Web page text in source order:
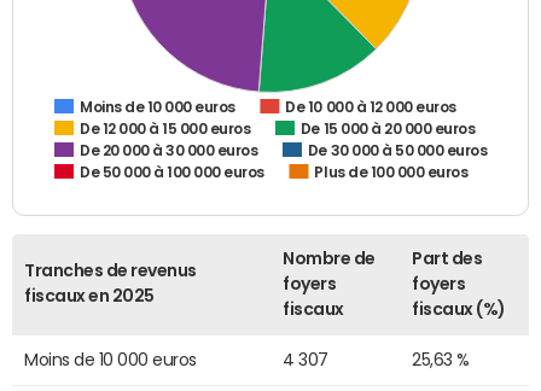
Moins de 10 000 euros
De 10 000 à 12 000 euros
De 12 000 à 15 000 euros
De 15 000 à 20 000 euros
De 20 000 à 30 000 euros
De 30 000 à 50 000 euros
De 50 000 à 100 000 euros
Plus de 100 000 euros
Tranches de revenus
fiscaux en 2025
Nombre de
foyers
fiscaux
Part des
foyers
fiscaux (%)
Moins de 10 000 euros 4 307 25,63 %